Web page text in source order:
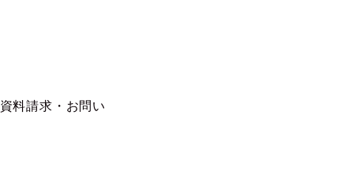
資料請求・お問い